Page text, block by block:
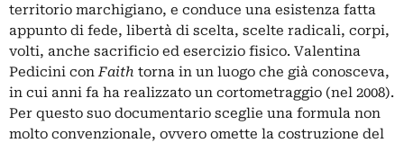
territorio marchigiano, e conduce una esistenza fatta
appunto di fede, libertà di scelta, scelte radicali, corpi,
volti, anche sacrificio ed esercizio fisico. Valentina
Pedicini conFaith torna in un luogo che già conosceva,
in cui anni fa ha realizzato un cortometraggio (nel 2008).
Per questo suo documentario sceglie una formula non
molto convenzionale, ovvero omette la costruzione del